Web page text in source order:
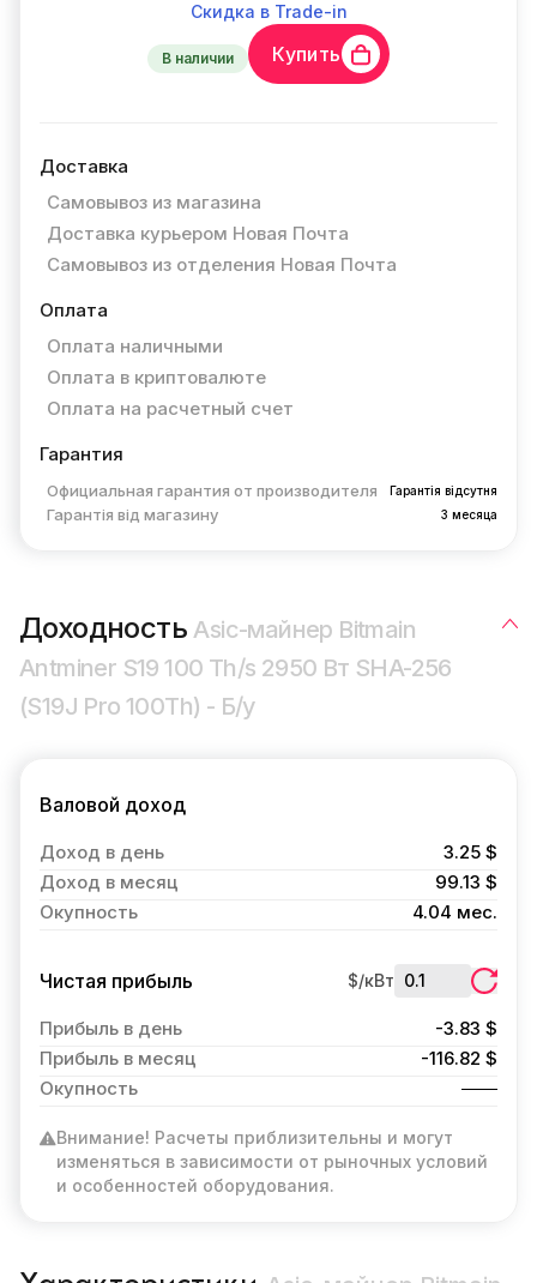
Скидка в Trade-in
В наличии Купить
Доставка
Самовывоз из магазина
Доставка курьером Новая Почта
Самовывоз из отделения Новая Почта
Оплата
Оплата наличными
Оплата в криптовалюте
Оплата на расчетный счет
Гарантия
Официальная гарантия от производителя Гарантія відсутня
Гарантія від магазину 3 месяца
ДоходностьAsic-майнер Bitmain
Antminer S19 100 Th/s 2950 Вт SHA-256
(S19J Pro 100Th) - Б/у
Валовой доход
Доход в день
3.25 $
Доход в месяц
99.13 $
Окупность
4.04 мес.
Чистая прибыль $/кВт
Прибыль в день
-3.83 $
Прибыль в месяц
-116.82 $
Окупность
Внимание! Расчеты приблизительны и могут
изменяться в зависимости от рыночных условий
и особенностей оборудования.